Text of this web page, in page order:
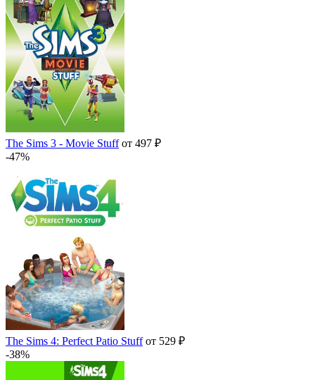
The Sims 3 - Movie Stuffот 497 ₽
-47%
The Sims 4: Perfect Patio Stuffот 529 ₽
-38%